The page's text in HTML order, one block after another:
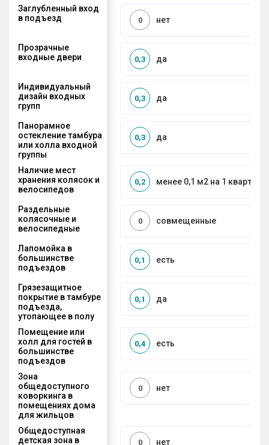
Заглубленный вход
в подъезд
нет
0
Прозрачные
входные двери
да
0,3
Индивидуальный
дизайн входных
групп
да
0,3
Панорамное
остекление тамбура
или холла входной
группы
да
0,3
Наличие мест
хранения колясок и
велосипедов
менее 0,1 м2 на 1 квартиру
0,2
Раздельные
колясочные и
велосипедные
совмещенные
0
Лапомойка в
большинстве
подъездов
есть
0,1
Грязезащитное
покрытие в тамбуре
подъезда,
утопающее в полу
да
0,1
Помещение или
холл для гостей в
большинстве
подъездов
есть
0,4
Зона
общедоступного
коворкинга в
помещениях дома
для жильцов
нет
0
Общедоступная
детская зона в
нет
0